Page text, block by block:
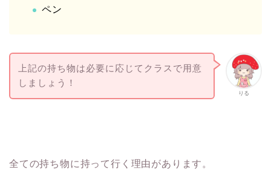
ペン
りる
上記の持ち物は必要に応じてクラスで用意
しましょう！
全ての持ち物に持って行く理由があります。